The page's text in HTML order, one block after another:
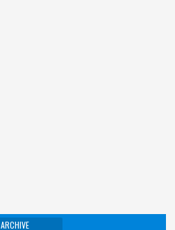
ARCHIVE